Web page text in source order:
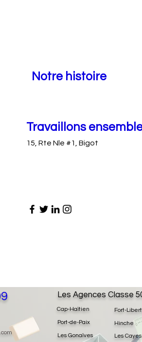
Notre histoire
Travaillons
15, Rte Nle #1, Bigot
Fort-
Hinche
Les Cayes
Les Agences Classe
Cap-Haïtien
Port-de-Paix
Les Gonaïves